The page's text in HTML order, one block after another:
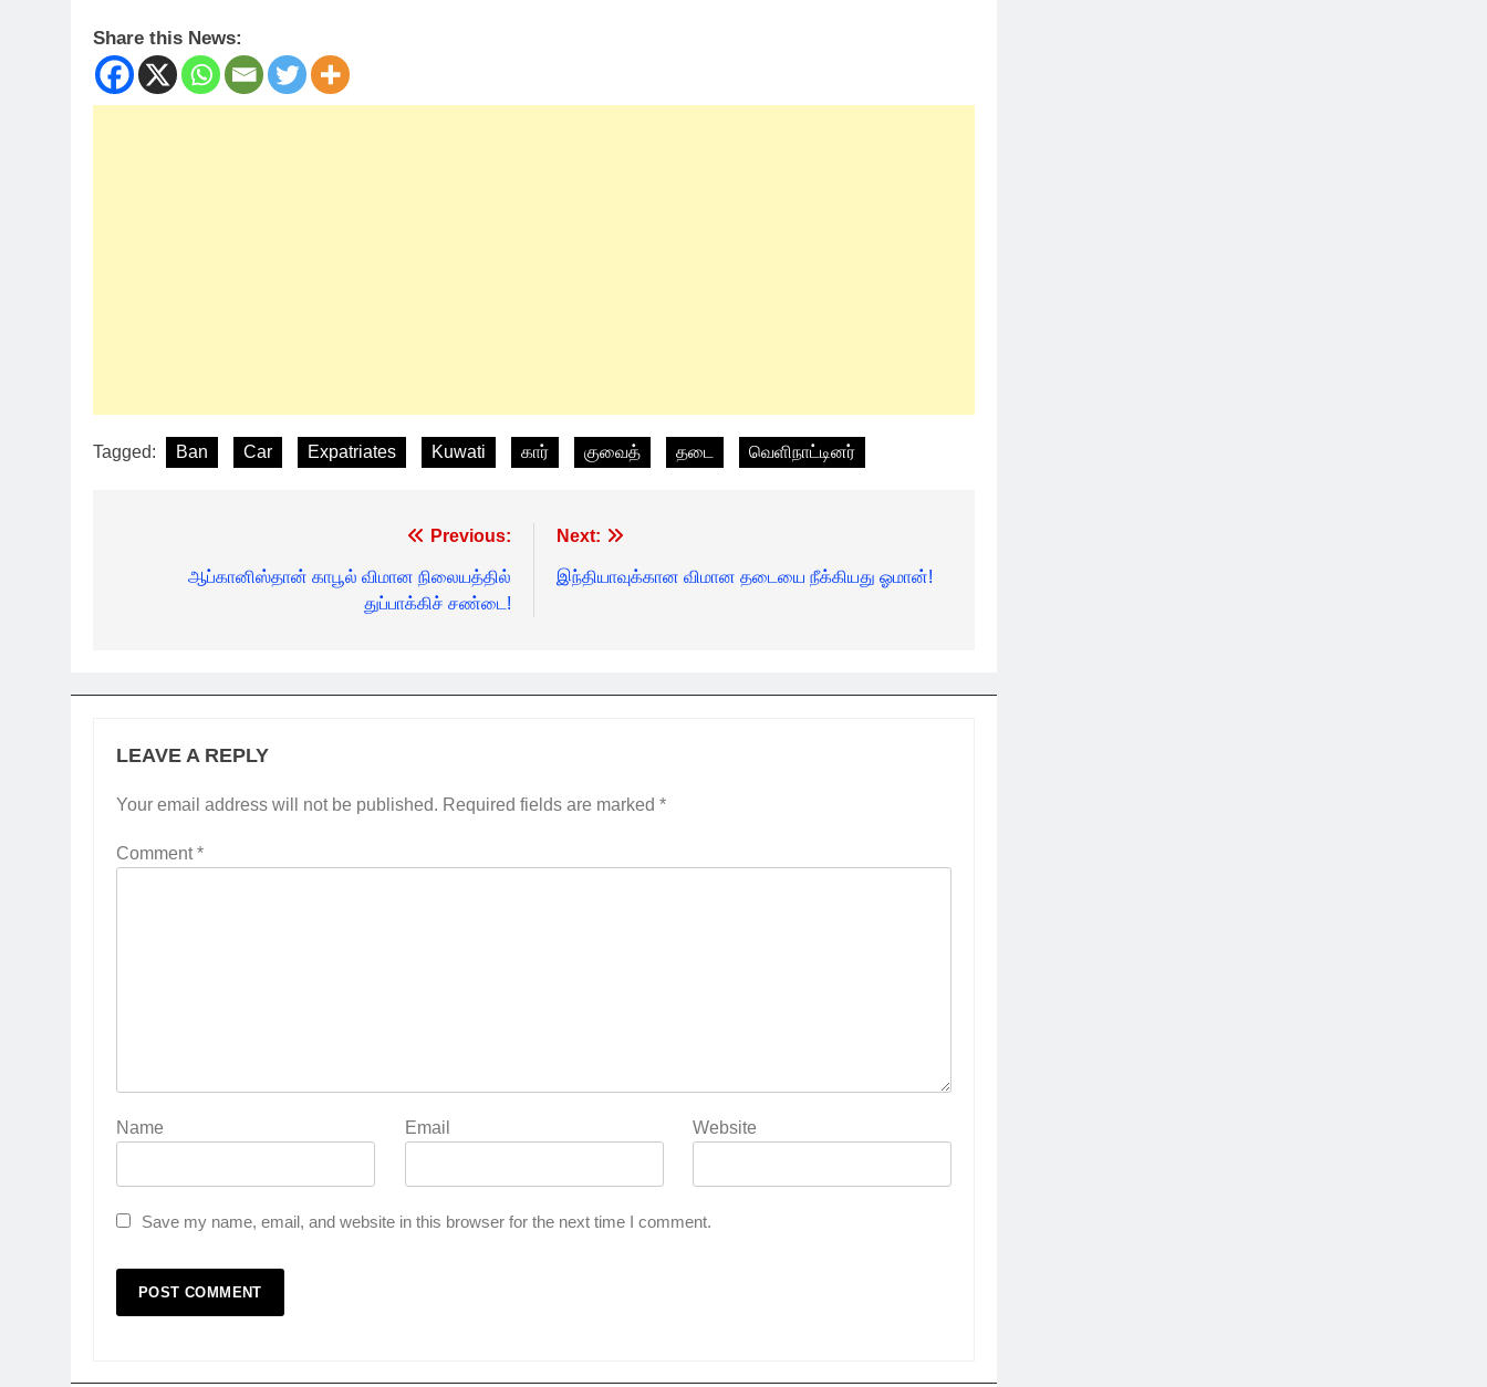
Share this News:
Tagged: Ban Car Expatriates Kuwati கார் குவைத் தடை வெளிநாட்டினர்
navigation
Previous:
ஆப்கானிஸ்தான் காபூல் விமான நிலையத்தில்
துப்பாக்கிச் சண்டை!
Next:
இந்தியாவுக்கான விமான தடையை நீக்கியது ஓமான்!
LEAVE A REPLY
Your email address will not be published. Required fields are marked *
Comment*
Name Email Website
Save my name, email, and website in this browser for the next time I comment.